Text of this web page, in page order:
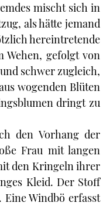
mischt sich in
als hätte jemand
hereintretende
Wehen, gefolgt von
schwer zugleich,
wogenden Blüten
dringt zu
den Vorhang der
Frau mit langen
den Kringeln ihrer
Kleid. Der Stoff
Windbö erfasst